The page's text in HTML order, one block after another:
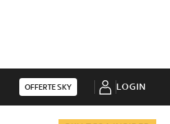
OFFERTE SKY LOGIN